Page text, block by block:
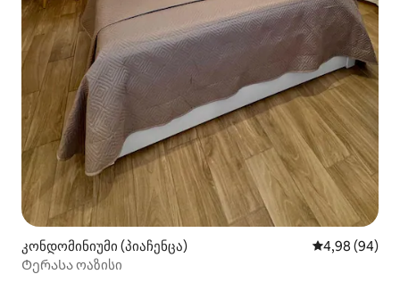
კონდომინიუმი (პიაჩენცა) საშუალო
4,98 (94)
Ტერასა ოაზისი